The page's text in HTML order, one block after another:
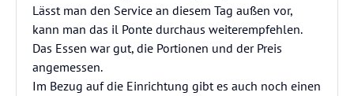
Lässt man den Service an diesem Tag außen vor,
kann man das il Ponte durchaus weiterempfehlen.
Das Essen war gut, die Portionen und der Preis
angemessen.
Im Bezug auf die Einrichtung gibt es auch noch einen